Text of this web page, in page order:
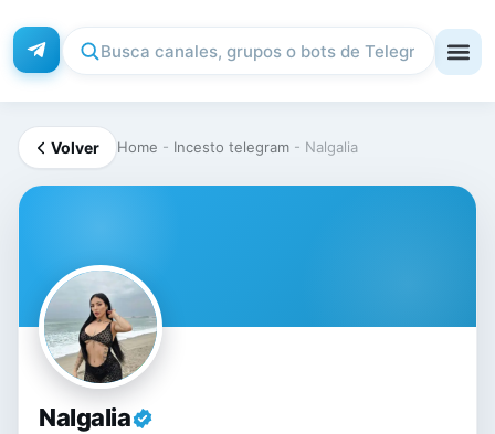
Volver Home - Incesto telegram - Nalgalia
NA
Nalgalia